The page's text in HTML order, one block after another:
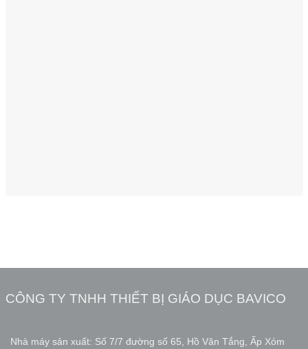
CÔNG TY TNHH THIẾT BỊ GIÁO DỤC BAVICO
Nhà máy sản xuất: Số 7/7 đường số 65, Hồ Văn Tắng, Ấp Xóm